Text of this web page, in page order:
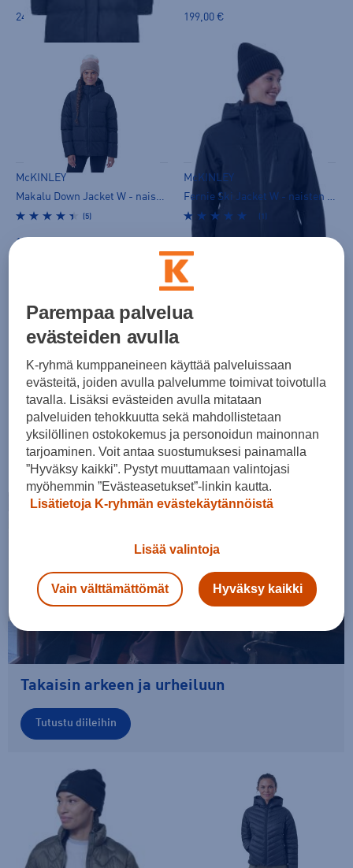
249,00 € 199,00 €
McKINLEY
Makalu Down Jacket W - naisten untuvatakki
(5)
199,00 €
McKINLEY
Fernie Ski Jacket W - naisten toppatakki
(1)
McKINLEY
Annaberg Ski Jacket W - naisten toppatakki
(3)
159,00 €
McKINLEY
(0)
99,90 €
Takaisin arkeen ja urheiluun
Tutustu diileihin
Parempaa palvelua
evästeiden avulla
K-ryhmä kumppaneineen käyttää palveluissaan
evästeitä, joiden avulla palvelumme toimivat toivotulla
tavalla. Lisäksi evästeiden avulla mitataan
palveluiden tehokkuutta sekä mahdollistetaan
yksilöllinen ostokokemus ja personoidun mainonnan
tarjoaminen. Voit antaa suostumuksesi painamalla
”Hyväksy kaikki”. Pystyt muuttamaan valintojasi
myöhemmin ”Evästeasetukset”-linkin kautta.
Lisätietoja K-ryhmän evästekäytännöistä
Lisää valintoja
Vain välttämättömät Hyväksy kaikki